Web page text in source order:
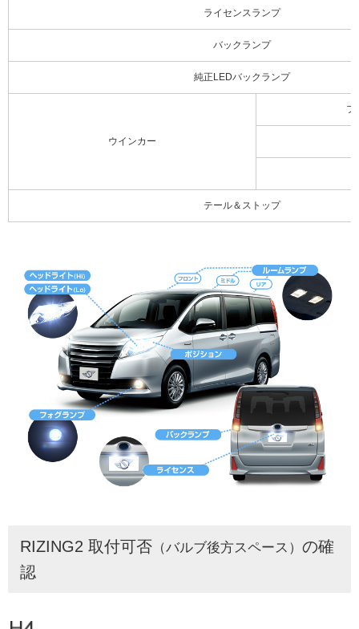
ライセンスランプ
バックランプ
純正LEDバックランプ
ウインカー
フ
テール＆ストップ
RIZING2 取付可否 （バルブ後方スペース） の確
認